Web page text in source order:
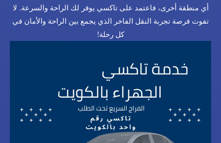
أي منطقة أخرى، فاعتمد على تاكسي يوفر لك الراحة والسرعة. لا
تفوت فرصة تجربة النقل الفاخر الذي يجمع بين الراحة والأمان في
كل رحلة!